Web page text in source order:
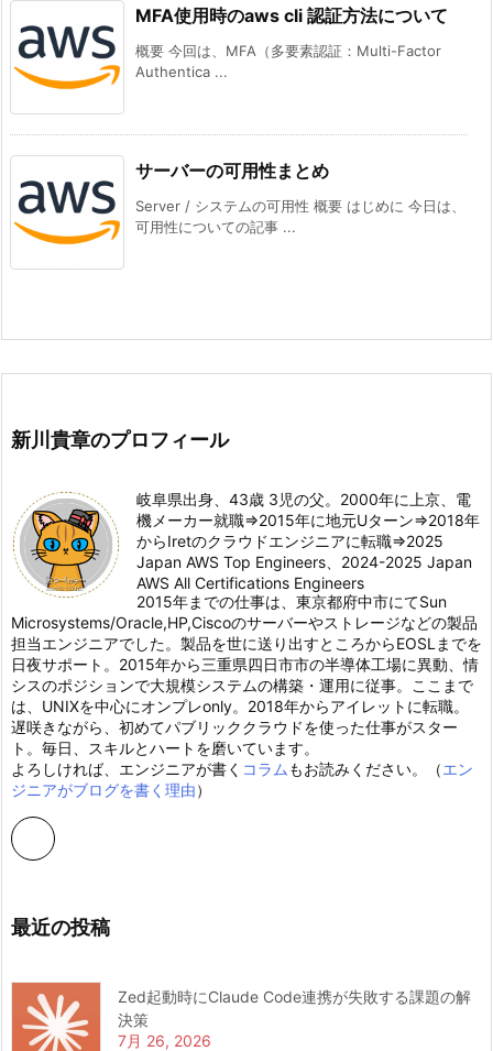
MFA使用時のaws cli 認証方法について
概要 今回は、MFA（多要素認証：Multi-Factor
Authentica ...
サーバーの可用性まとめ
Server / システムの可用性 概要 はじめに 今日は、
可用性についての記事 ...
新川貴章のプロフィール
岐阜県出身、43歳 3児の父。2000年に上京、電
機メーカー就職⇒2015年に地元Uターン⇒2018年
からIretのクラウドエンジニアに転職⇒2025
Japan AWS Top Engineers、2024-2025 Japan
AWS All Certifications Engineers
2015年までの仕事は、東京都府中市にてSun
Microsystems/Oracle,HP,Ciscoのサーバーやストレージなどの製品
担当エンジニアでした。製品を世に送り出すところからEOSLまでを
日夜サポート。2015年から三重県四日市市の半導体工場に異動、情
シスのポジションで大規模システムの構築・運用に従事。ここまで
は、UNIXを中心にオンプレonly。2018年からアイレットに転職。
遅咲きながら、初めてパブリッククラウドを使った仕事がスター
ト。毎日、スキルとハートを磨いています。
よろしければ、エンジニアが書く コラム もお読みください。（エン
ジニアがブログを書く理由）
最近の投稿
Zed起動時にClaude Code連携が失敗する課題の解
決策
7月 26, 2026